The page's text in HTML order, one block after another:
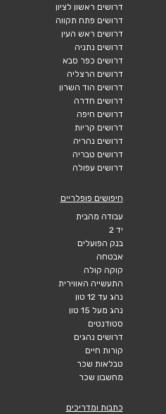
דרושים ראשון לציון
דרושים פתח תקווה
דרושים ראש העין
דרושים נתניה
דרושים כפר סבא
דרושים הרצליה
דרושים הוד השרון
דרושים חדרה
דרושים חיפה
דרושים קריות
דרושים נהריה
דרושים טבריה
דרושים עפולה
חיפושים פופלריים
עבודה מהבית
יד 2
בנק הפועלים
אבטחה
קוקה קולה
התעשייה האווירית
נהג עד 12 טון
נהג מעל 15 טון
סטודנטים
דרושים נהגים
קורות חיים
טבלאות שכר
מחשבון שכר
כתבות ומדריכים